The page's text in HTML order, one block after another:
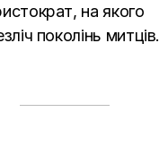
на якого
поколінь митців.